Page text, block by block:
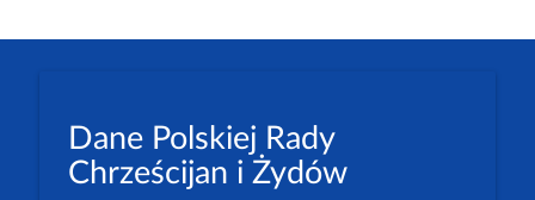
Dane Polskiej Rady
Chrześcijan i Żydów